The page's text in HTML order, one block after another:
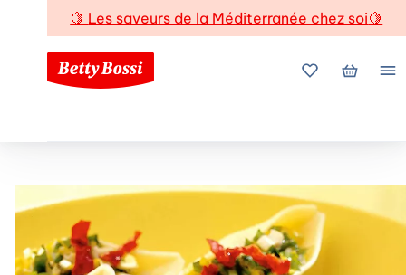
🍋 Les saveurs de la Méditerranée chez soi🍋
Mes favoris
Mon